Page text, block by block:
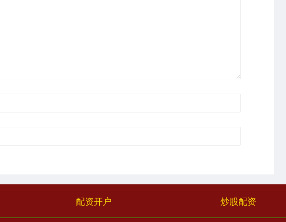
配资开户 炒股配资